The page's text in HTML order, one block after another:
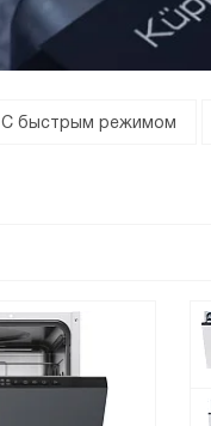
С быстрым режимом